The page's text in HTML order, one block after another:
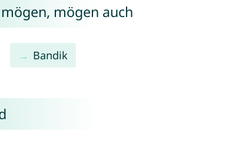
mögen auch
Bandik